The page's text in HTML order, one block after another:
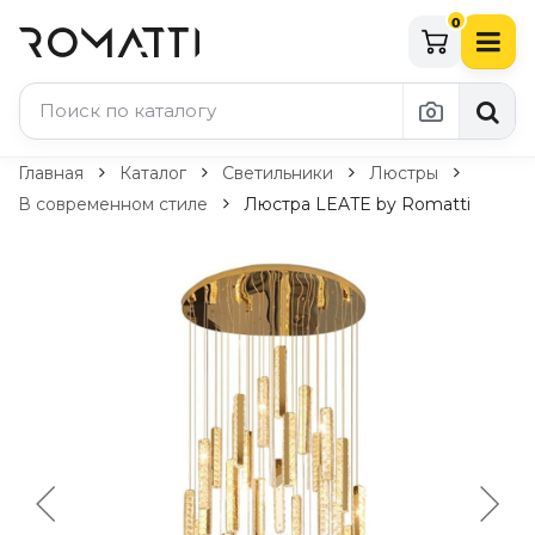
0
Каталог Romatti
Свет и освещение
Подвесные светильники
Бра и настенные светильники
Уличное освещение
Комплектующие
Главная Каталог Светильники
Люстры
В современном стиле
Люстра LEATE by Romatti